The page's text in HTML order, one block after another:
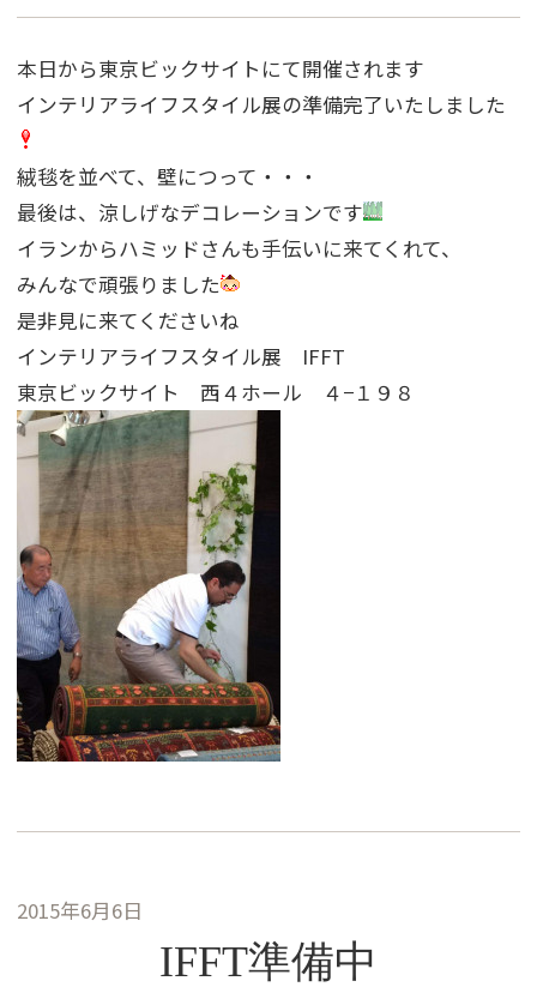
本日から東京ビックサイトにて開催されます
インテリアライフスタイル展の準備完了いたしました
絨毯を並べて、壁につって・・・
最後は、涼しげなデコレーションです
イランからハミッドさんも手伝いに来てくれて、
みんなで頑張りました
是非見に来てくださいね
インテリアライフスタイル展 IFFT
東京ビックサイト 西４ホール ４−１９８
2015年6月6日
IFFT準備中